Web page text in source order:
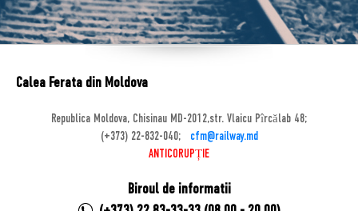
Calea Ferata din Moldova
Republica Moldova, Chisinau MD-2012,str. Vlaicu Pîrcălab 48;
(+373) 22-832-040;
cfm@railway.md
ANTICORUPȚIE
Biroul de informatii